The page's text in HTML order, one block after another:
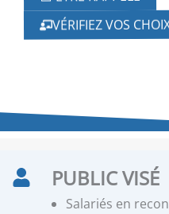
VÉRIFIEZ VOS
PUBLIC VISÉ
Salariés en